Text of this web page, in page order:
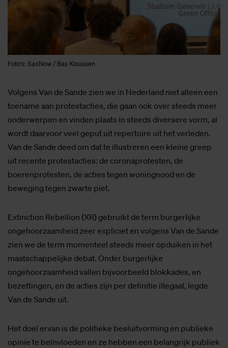
Foto's: SaxNow / Bas Klaassen
Volgens Van de Sande zien we in Nederland niet alleen een
toename aan protestacties, die gaan ook over steeds meer
onderwerpen en vinden plaats in steeds diversere vorm, al
wordt daarvoor veel geput uit repertoire uit het verleden.
Van de Sande deed om dat te illustreren een kleine greep
uit recente protestacties: de coronaprotesten, de
boerenprotesten, de acties tegen woningnood en de
beweging tegen zwarte piet.
Extinction Rebellion (XR) gebruikt de term burgerlijke
ongehoorzaamheid zeer expliciet en volgens Van de Sande
zien we de term momenteel steeds meer opduiken in het
maatschappelijke debat. Onder burgerlijke
ongehoorzaamheid vallen bijvoorbeeld blokkades, en
bezettingen, en de acties zijn per definitie illegaal, legde
Van de Sande uit.
Het doel ervan is de politieke besluitvorming en publieke
opinie te beïnvloeden en ze hebben een belangrijk publiek